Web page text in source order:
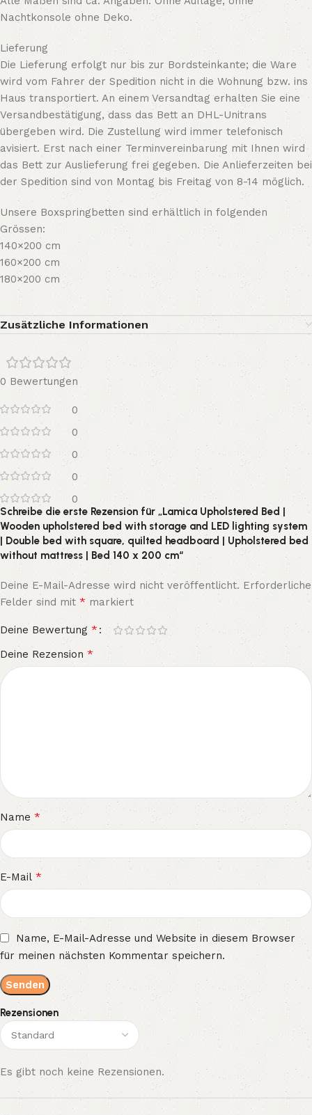
Nachtkonsole ohne Deko.
Lieferung
Die Lieferung erfolgt nur bis zur Bordsteinkante; die Ware
wird vom Fahrer der Spedition nicht in die Wohnung bzw. ins
Haus transportiert. An einem Versandtag erhalten Sie eine
Versandbestätigung, dass das Bett an DHL-Unitrans
übergeben wird. Die Zustellung wird immer telefonisch
avisiert. Erst nach einer Terminvereinbarung mit Ihnen wird
das Bett zur Auslieferung frei gegeben. Die Anlieferzeiten bei
der Spedition sind von Montag bis Freitag von 8-14 möglich.
Unsere Boxspringbetten sind erhältlich in folgenden
Grössen:
140×200 cm
160×200 cm
180×200 cm
Zusätzliche Informationen
0 Bewertungen
0
0
0
0
0
Rezensionen
Es gibt noch keine Rezensionen.
Schreibe die erste Rezension für „Lamica Upholstered Bed |
Wooden upholstered bed with storage and LED lighting system
| Double bed with square, quilted headboard | Upholstered bed
without mattress | Bed 140 x 200 cm“
Deine E-Mail-Adresse wird nicht veröffentlicht. Erforderliche
Felder sind mit* markiert
Deine Bewertung *
Deine Rezension *
Name *
E-Mail *
Name, E-Mail-Adresse und Website in diesem Browser
für meinen nächsten Kommentar speichern.